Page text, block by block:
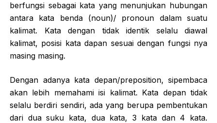
berfungsi sebagai kata yang menunjukan hubungan
antara kata benda (noun)/ pronoun dalam suatu
kalimat. Kata dengan tidak identik selalu diawal
kalimat, posisi kata dapan sesuai dengan fungsi nya
masing masing.
Dengan adanya kata depan/preposition, sipembaca
akan lebih memahami isi kalimat. Kata depan tidak
selalu berdiri sendiri, ada yang berupa pembentukan
dari dua suku kata, dua kata, 3 kata dan 4 kata.